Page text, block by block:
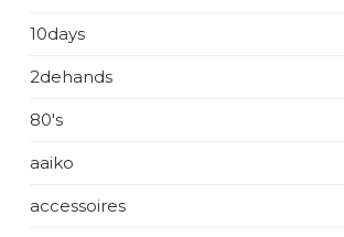
10days
2dehands
80's
aaiko
accessoires